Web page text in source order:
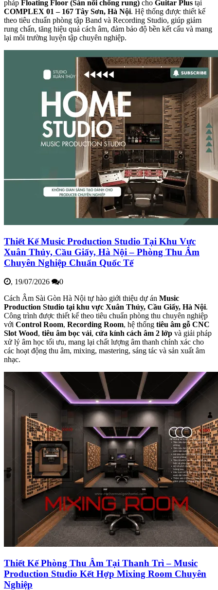
pháp Floating Floor (Sàn nổi chống rung) cho Guitar Plus tại
COMPLEX 01 – 167 Tây Sơn, Hà Nội. Hệ thống được thiết kế
theo tiêu chuẩn phòng tập Band và Recording Studio, giúp giảm
rung chấn, tăng hiệu quả cách âm, đảm bảo độ bền kết cấu và mang
lại môi trường luyện tập chuyên nghiệp.
Thiết Kế Music Production Studio Tại Khu Vực
Xuân Thủy, Cầu Giấy, Hà Nội – Phòng Thu Âm
Chuyên Nghiệp Chuẩn Quốc Tế
, 19/07/2026
0
Cách Âm Sài Gòn Hà Nội tự hào giới thiệu dự án Music
Production Studio tại khu vực Xuân Thủy, Cầu Giấy, Hà Nội.
Công trình được thiết kế theo tiêu chuẩn phòng thu chuyên nghiệp
với Control Room, Recording Room, hệ thống tiêu âm gỗ CNC
Slot Wood, tiêu âm bọc vải, cửa kính cách âm 2 lớp và giải pháp
xử lý âm học tối ưu, mang lại chất lượng âm thanh chính xác cho
các hoạt động thu âm, mixing, mastering, sáng tác và sản xuất âm
nhạc.
Thiết Kế Phòng Thu Âm Tại Thanh Trì – Music
Production Studio Kết Hợp Mixing Room Chuyên
Nghiệp